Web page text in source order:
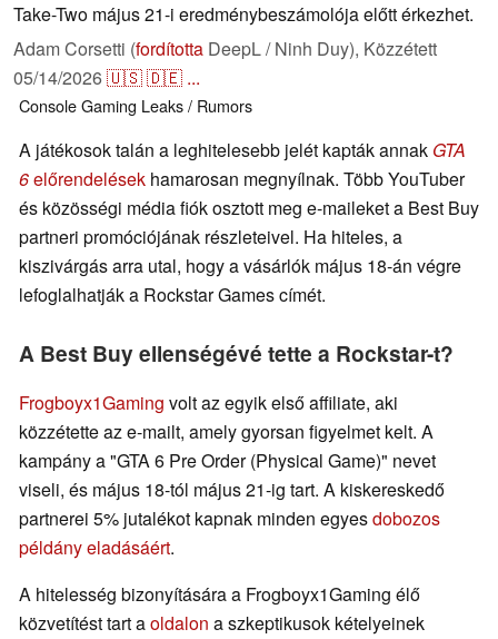
Take-Two május 21-i eredménybeszámolója előtt érkezhet.
Adam Corsetti (fordította DeepL / Ninh Duy), Közzétett
05/14/2026🇺🇸🇩🇪 ...
ConsoleGaming Leaks / Rumors
A játékosok talán a leghitelesebb jelét kapták annak GTA
6előrendelések hamarosan megnyílnak. Több YouTuber
és közösségi média fiók osztott meg e-maileket a Best Buy
partneri promóciójának részleteivel. Ha hiteles, a
kiszivárgás arra utal, hogy a vásárlók május 18-án végre
lefoglalhatják a Rockstar Games címét.
A Best Buy ellenségévé tette a Rockstar-t?
Frogboyx1Gaming volt az egyik első affiliate, aki
közzétette az e-mailt, amely gyorsan figyelmet kelt. A
kampány a "GTA 6 Pre Order (Physical Game)" nevet
viseli, és május 18-tól május 21-ig tart. A kiskereskedő
partnerei 5% jutalékot kapnak minden egyesdobozos
példány eladásáért.
A hitelesség bizonyítására a Frogboyx1Gaming élő
közvetítést tart aoldalon a szkeptikusok kételyeinek